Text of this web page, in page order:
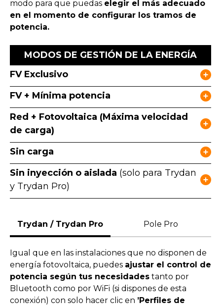
modo para que puedas elegir el más adecuado
en el momento de configurar los tramos de
potencia.
MODOS DE GESTIÓN DE LA ENERGÍA
FV Exclusivo
FV + Mínima potencia
Red + Fotovoltaica (Máxima velocidad
de carga)
Sin carga
Sin inyección o aislada (solo para Trydan
y Trydan Pro)
Trydan / Trydan Pro Pole Pro
Igual que en las instalaciones que no disponen de
energía fotovoltaica, puedes ajustar el control de
potencia según tus necesidades tanto por
Bluetooth como por WiFi (si dispones de esta
conexión) con solo hacer clic en ’Perfiles de